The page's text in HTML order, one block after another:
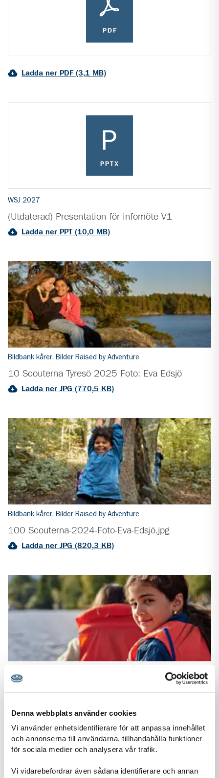
Denna webbplats använder cookies
Vi använder enhetsidentifierare för att anpassa innehållet
och annonserna till användarna, tillhandahålla funktioner
för sociala medier och analysera vår trafik.
Vi vidarebefordrar även sådana identifierare och annan
Ladda ner PDF (3,1 MB)
WSJ 2027
(Utdaterad) Presentation för infomöte V1
Ladda ner PPT (10,0 MB)
Bildbank kårer, Bilder Raised by Adventure
10 Scouterna Tyresö 2025 Foto: Eva Edsjö
Ladda ner JPG (770,5 KB)
Bildbank kårer, Bilder Raised by Adventure
100 Scouterna-2024-Foto-Eva-Edsjö.jpg
Ladda ner JPG (820,3 KB)